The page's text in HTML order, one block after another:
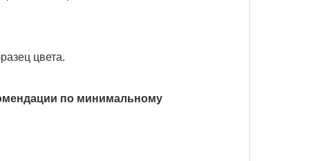
цвета.
по минимальному